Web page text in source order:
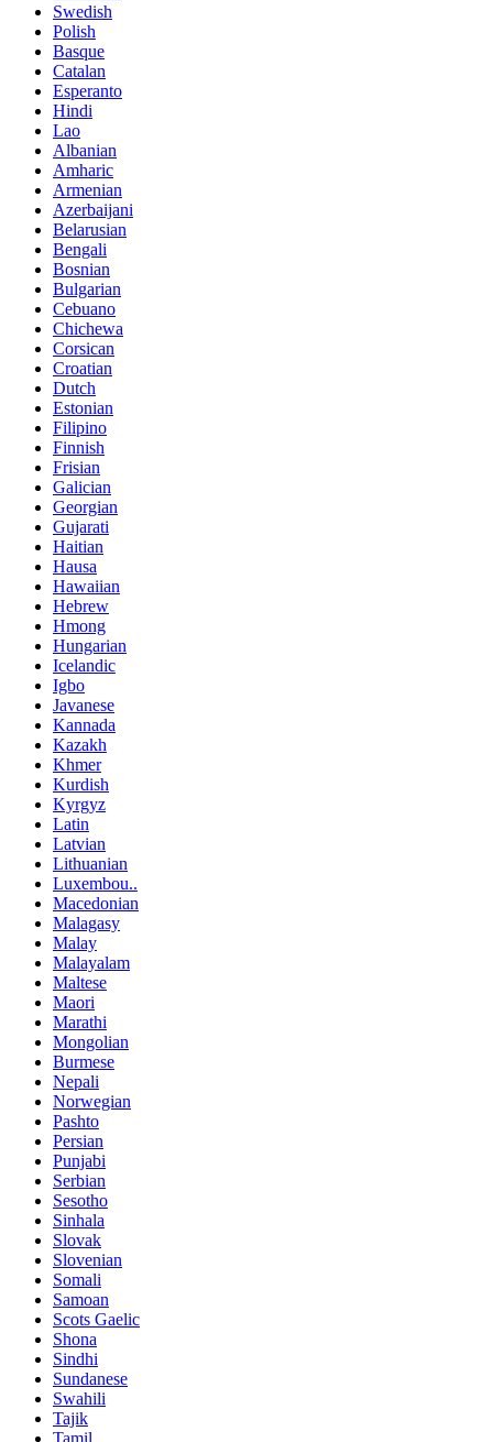
Swedish
Polish
Basque
Catalan
Esperanto
Hindi
Lao
Albanian
Amharic
Armenian
Azerbaijani
Belarusian
Bengali
Bosnian
Bulgarian
Cebuano
Chichewa
Corsican
Croatian
Dutch
Estonian
Filipino
Finnish
Frisian
Galician
Georgian
Gujarati
Haitian
Hausa
Hawaiian
Hebrew
Hmong
Hungarian
Icelandic
Igbo
Javanese
Kannada
Kazakh
Khmer
Kurdish
Kyrgyz
Latin
Latvian
Lithuanian
Luxembou..
Macedonian
Malagasy
Malay
Malayalam
Maltese
Maori
Marathi
Mongolian
Burmese
Nepali
Norwegian
Pashto
Persian
Punjabi
Serbian
Sesotho
Sinhala
Slovak
Slovenian
Somali
Samoan
Scots Gaelic
Shona
Sindhi
Sundanese
Swahili
Tajik